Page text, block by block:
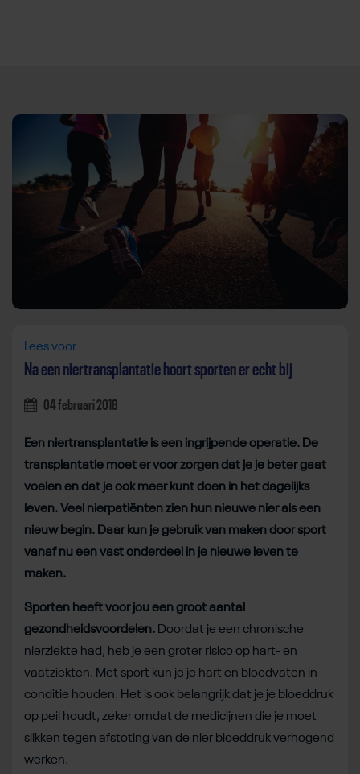
Direct door naar content
Lees voor
Na een niertransplantatie hoort sporten er echt bij
04 februari 2018
Een niertransplantatie is een ingrijpende operatie. De
transplantatie moet er voor zorgen dat je je beter gaat
voelen en dat je ook meer kunt doen in het dagelijks
leven. Veel nierpatiënten zien hun nieuwe nier als een
nieuw begin. Daar kun je gebruik van maken door sport
vanaf nu een vast onderdeel in je nieuwe leven te
maken.
Sporten heeft voor jou een groot aantal
gezondheidsvoordelen. Doordat je een chronische
nierziekte had, heb je een groter risico op hart- en
vaatziekten. Met sport kun je je hart en bloedvaten in
conditie houden. Het is ook belangrijk dat je je bloeddruk
op peil houdt, zeker omdat de medicijnen die je moet
slikken tegen afstoting van de nier bloeddruk verhogend
werken.